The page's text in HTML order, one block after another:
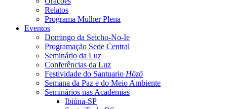
Relatos
Programa Mulher Plena
Eventos
Domingo da Seicho-No-Ie
Programação Sede Central
Seminário da Luz
Conferências da Luz
Festividade do Santuario Hōzō
Semana da Paz e do Meio Ambiente
Seminários nas Academias
Ibiúna-SP